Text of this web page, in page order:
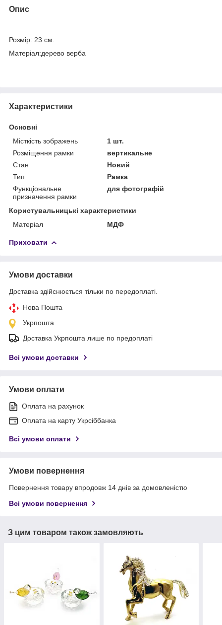
Опис
Розмір: 23 см.
Матеріал:дерево верба
Характеристики
Основні
Місткість зображень
1 шт.
Розміщення рамки
вертикальне
Стан
Новий
Тип
Рамка
Функціональне
призначення рамки
для фотографій
Користувальницькі характеристики
Матеріал
МДФ
Приховати
Умови доставки
Доставка здійснюється тільки по передоплаті.
Нова Пошта
Укрпошта
Доставка Укрпошта лише по предоплаті
Всі умови доставки
Умови оплати
Оплата на рахунок
Оплата на карту Укрсіббанка
Всі умови оплати
Умови повернення
Повернення товару впродовж 14 днів за домовленістю
Всі умови повернення
З цим товаром також замовляють